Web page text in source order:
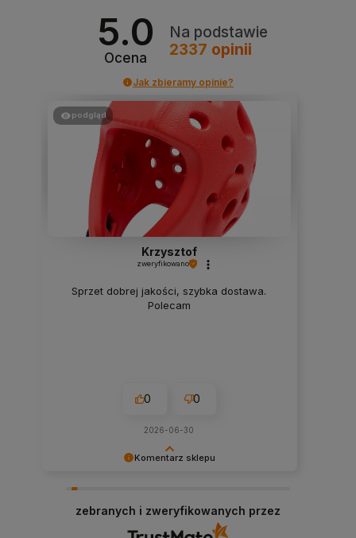
5.0
Ocena
Na podstawie
2337 opinii
Jak zbieramy opinie?
Komentarz sklepu
że jesteśmy na właściwym torze :) Z
podgląd
Krzysztof
zweryfikowano
Sprzet dobrej jakości, szybka dostawa.
Polecam
0 0
2026-06-30
zebranych i zweryfikowanych przez